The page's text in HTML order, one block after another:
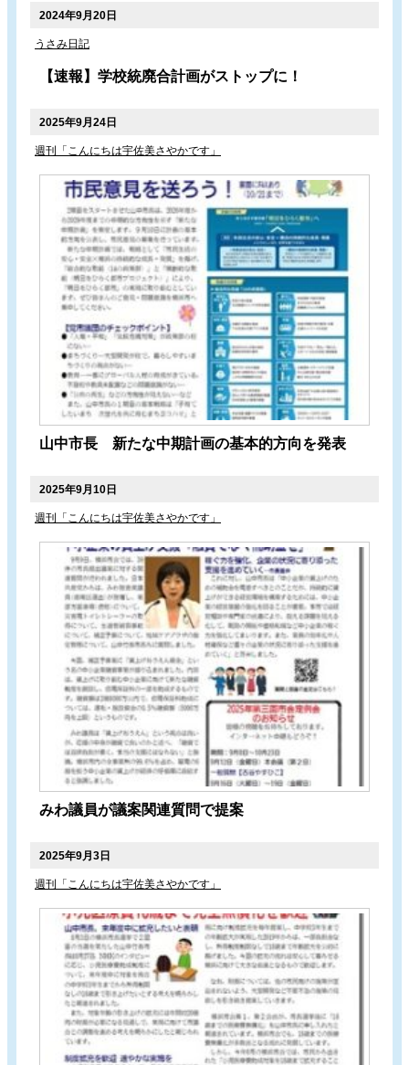
2024年9月20日
うさみ日記
【速報】学校統廃合計画がストップに！
2025年9月24日
週刊「こんにちは宇佐美さやかです」
山中市長 新たな中期計画の基本的方向を発表
2025年9月10日
週刊「こんにちは宇佐美さやかです」
みわ議員が議案関連質問で提案
2025年9月3日
週刊「こんにちは宇佐美さやかです」